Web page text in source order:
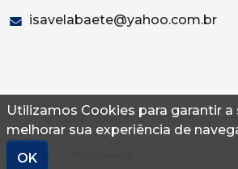
Utilizamos Cookies para garantir a
melhorar sua experiência de
OK
isavelabaete@yahoo.com.br
© 2026 Autoconf. Todos os
Termos